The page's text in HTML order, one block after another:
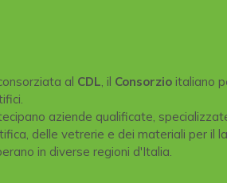
al CDL, il Consorzio italiano
aziende qualificate,
delle vetrerie e dei materiali per il
in diverse regioni d'Italia.